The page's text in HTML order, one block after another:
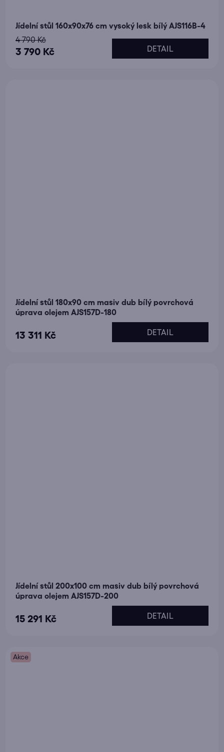
Jídelní stůl 160x90x76 cm vysoký lesk bílý AJS116B-4
3 790 Kč
4 790 Kč
DETAIL
Jídelní stůl 180x90 cm masiv dub bílý povrchová
úprava olejem AJS157D-180
13 311 Kč DETAIL
Jídelní stůl 200x100 cm masiv dub bílý povrchová
úprava olejem AJS157D-200
15 291 Kč DETAIL
Akce